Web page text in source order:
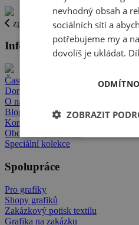
zpět
Informace
Časté dotazy
Doručení
O nás
Blog
Kontakt
Obchodní podmínky
Speciální kolekce
Spolupráce
Pro grafiky
Shopy grafiků
Zakázkový potisk textilu
Grafika na zakázku
nevhodný obsah a
sociálních sítí a
potřebujeme my a
dovolíš je ukládat.
ZOBRAZIT